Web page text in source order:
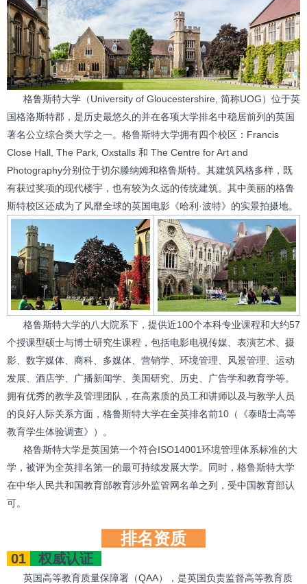
格鲁斯特大学 （University of Gloucestershire, 简称UOG）位于英
国格洛斯特郡，是历史最悠久的并在各项大学排名中稳居前列的英国
著名公立综合类大学之一。 格鲁斯特大学拥有四个校区：Francis
Close Hall, The Park, Oxstalls 和 The Centre for Art and
Photography分别位于切尔滕纳姆和格鲁斯特。其建筑风格多样，既
有获过奖项的现代楼宇，也有较为久远的传统建筑。其中美丽的格鲁
斯特校区还成为了风靡全球的英国电影《哈利·波特》的实景拍摄地。
格鲁斯特大学的八大院系下，提供近100个本科专业课程和大约57
个授课型硕士与博士研究生课程，包括电影电视传媒、表演艺术、摄
影、数字媒体、商科、多媒体、营销学、环境管理、风景管理、运动
发展、酒店学、广播新闻学、美国研究、历史、广告学和教育学等。
拥有优秀的教学及管理团队，在高素质的员工和讲师以及与教学人员
的良好人际关系方面， 格鲁斯特大学在全英排名前10（《泰晤士高等
教育学生体验调查》）。
格鲁斯特大学是英国第一个符合ISO14001环境管理体系标准的大
学，被评为全英排名第一的最可持续发展大学。同时，格鲁斯特大学
在中华人民共和国教育部教育涉外监管网名单之列，受中国教育部认
可。
排名资质
01 权威认证
英国高等教育质量保障署（QAA），是英国负责监督高等教育质